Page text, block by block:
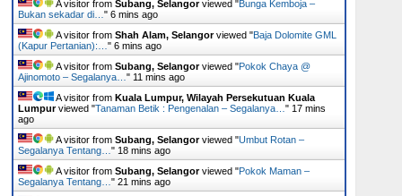
A visitor from Subang, Selangorviewed "Bunga Kemboja –
Bukan sekadar di… " 6 mins ago
A visitor from Shah Alam, Selangorviewed "Baja Dolomite GML
(Kapur Pertanian):… " 6 mins ago
A visitor from Subang, Selangorviewed "Pokok Chaya @
Ajinomoto – Segalanya… " 11 mins ago
A visitor from Kuala Lumpur, Wilayah Persekutuan Kuala
Lumpurviewed "Tanaman Betik : Pengenalan – Segalanya… " 17 mins
ago
A visitor from Subang, Selangorviewed "Umbut Rotan –
Segalanya Tentang… " 18 mins ago
A visitor from Subang, Selangorviewed "Pokok Maman –
Segalanya Tentang… " 21 mins ago